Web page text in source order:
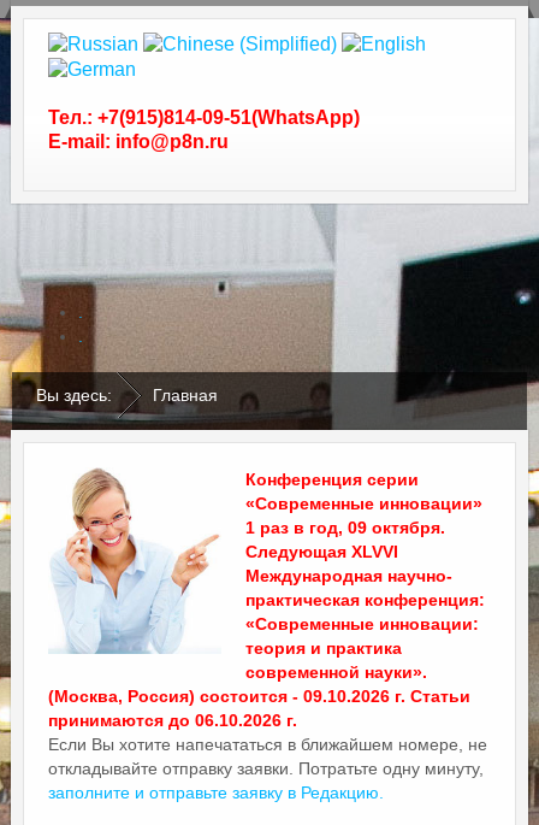
Тел.: +7(915)814-09-51(WhatsApp)
E-mail: info@p8n.ru
Вы здесь: Главная
Конференция серии
«Современные инновации»
1 раз в год, 09 октября.
Следующая XLVVI
Международная научно-
практическая конференция:
«Современные инновации:
теория и практика
современной науки».
(Москва, Россия) состоится - 09.10.2026 г. Статьи
принимаются до 06.10.2026 г.
Если Вы хотите напечататься в ближайшем номере, не
откладывайте отправку заявки. Потратьте одну минуту,
заполните и отправьте заявку в Редакцию.